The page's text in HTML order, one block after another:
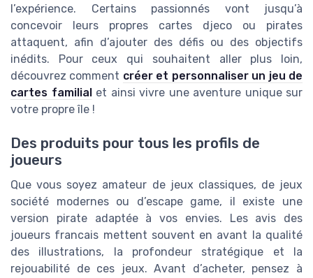
l’expérience. Certains passionnés vont jusqu’à
concevoir leurs propres cartes djeco ou pirates
attaquent, afin d’ajouter des défis ou des objectifs
inédits. Pour ceux qui souhaitent aller plus loin,
découvrez comment créer et personnaliser un jeu de
cartes familialet ainsi vivre une aventure unique sur
votre propre île !
Des produits pour tous les profils de
joueurs
Que vous soyez amateur de jeux classiques, de jeux
société modernes ou d’escape game, il existe une
version pirate adaptée à vos envies. Les avis des
joueurs francais mettent souvent en avant la qualité
des illustrations, la profondeur stratégique et la
rejouabilité de ces jeux. Avant d’acheter, pensez à